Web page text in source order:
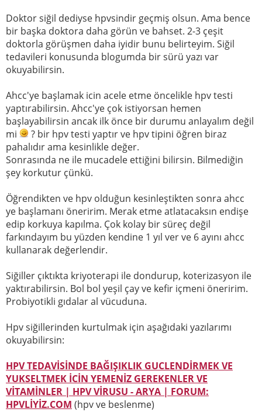
Doktor siğil dediyse hpvsindir geçmiş olsun. Ama bence
bir başka doktora daha görün ve bahset. 2-3 çeşit
doktorla görüşmen daha iyidir bunu belirteyim. Siğil
tedavileri konusunda blogumda bir sürü yazı var
okuyabilirsin.
Ahcc'ye başlamak icin acele etme öncelikle hpv testi
yaptırabilirsin. Ahcc'ye çok istiyorsan hemen
başlayabilirsin ancak ilk önce bir durumu anlayalım değil
mi
? bir hpv testi yaptır ve hpv tipini öğren biraz
pahalıdır ama kesinlikle değer.
Sonrasında ne ile mucadele ettiğini bilirsin. Bilmediğin
şey korkutur çünkü.
Öğrendikten ve hpv olduğun kesinleştikten sonra ahcc
ye başlamanı öneririm. Merak etme atlatacaksın endişe
edip korkuya kapılma. Çok kolay bir süreç değil
farkındayım bu yüzden kendine 1 yıl ver ve 6 ayını ahcc
kullanarak değerlendir.
Siğiller çıktıkta kriyoterapi ile dondurup, koterizasyon ile
yaktırabilirsin. Bol bol yeşil çay ve kefir içmeni öneririm.
Probiyotikli gıdalar al vücuduna.
Hpv siğillerinden kurtulmak için aşağıdaki yazılarımı
okuyabilirsin:
HPV TEDAVİSİNDE BAĞIŞIKLIK GUCLENDİRMEK VE
YUKSELTMEK İCİN YEMENİZ GEREKENLER VE
VİTAMİNLER | HPV VİRUSU - ARYA | FORUM:
HPVLİYİZ.COM (hpv ve beslenme)